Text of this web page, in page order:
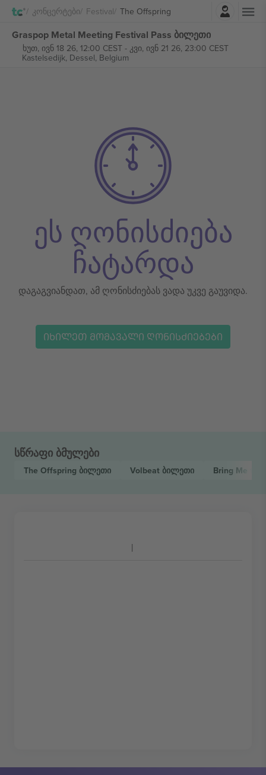
Კონცერტები Festival The Offspring
შესვლა
Graspop Metal Meeting Festival Pass ბილეთი
ხუთ, ივნ 18 26, 12:00 CEST- კვი, ივნ 21 26, 23:00 CEST
Kastelsedijk, Dessel, Belgium
ეს ღონისძიება
ჩატარდა
დაგაგვიანდათ, ამ ღონისძიებას ვადა უკვე გაუვიდა.
ᲘᲮᲘᲚᲔᲗ ᲛᲝᲛᲐᲕᲐᲚᲘ ᲦᲝᲜᲘᲡᲫᲘᲔᲑᲔᲑᲘ
სწრაფი ბმულები
The Offspring ბილეთი Volbeat ბილეთი Bring Me